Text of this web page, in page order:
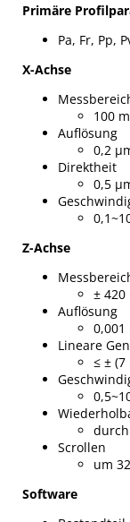
Primäre
Pa, Fr, Pp,
X-Achse
100
Auflösung
0,2
Direktheit
0,5
Z-Achse
± 420
Auflösung
0,001
Lineare
≤ ± (7
Scrollen
um
Software